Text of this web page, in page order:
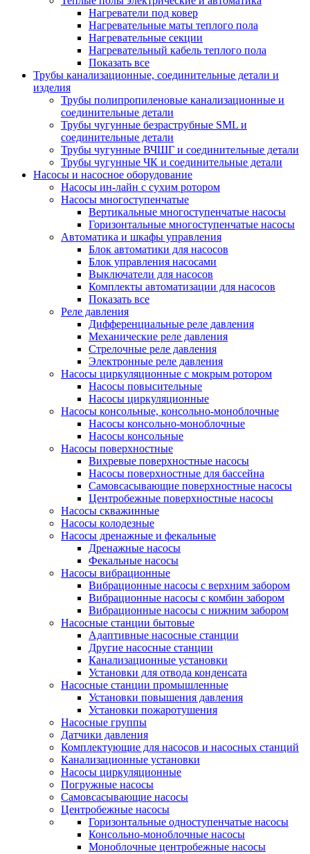
Нагреватели под ковер
Нагревательные маты теплого пола
Нагревательные секции
Нагревательный кабель теплого пола
Показать все
Трубы канализационные, соединительные детали и
изделия
Трубы полипропиленовые канализационные и
соединительные детали
Трубы чугунные безраструбные SML и
соединительные детали
Трубы чугунные ВЧШГ и соединительные детали
Трубы чугунные ЧК и соединительные детали
Насосы и насосное оборудование
Насосы ин-лайн с сухим ротором
Насосы многоступенчатые
Вертикальные многоступенчатые насосы
Горизонтальные многоступенчатые насосы
Автоматика и шкафы управления
Блок автоматики для насосов
Блок управления насосами
Выключатели для насосов
Комплекты автоматизации для насосов
Показать все
Реле давления
Дифференциальные реле давления
Механические реле давления
Стрелочные реле давления
Электронные реле давления
Насосы циркуляционные с мокрым ротором
Насосы повысительные
Насосы циркуляционные
Насосы консольные, консольно-моноблочные
Насосы консольно-моноблочные
Насосы консольные
Насосы поверхностные
Вихревые поверхностные насосы
Насосы поверхностные для бассейна
Самовсасывающие поверхностные насосы
Центробежные поверхностные насосы
Насосы скважинные
Насосы колодезные
Насосы дренажные и фекальные
Дренажные насосы
Фекальные насосы
Насосы вибрационные
Вибрационные насосы с верхним забором
Вибрационные насосы с комбин забором
Вибрационные насосы с нижним забором
Насосные станции бытовые
Адаптивные насосные станции
Другие насосные станции
Канализационные установки
Установки для отвода конденсата
Насосные станции промышленные
Установки повышения давления
Установки пожаротушения
Насосные группы
Датчики давления
Комплектующие для насосов и насосных станций
Канализационные установки
Насосы циркуляционные
Погружные насосы
Самовсасывающие насосы
Центробежные насосы
Горизонтальные одноступенчатые насосы
Консольно-моноблочные насосы
Моноблочные центробежные насосы